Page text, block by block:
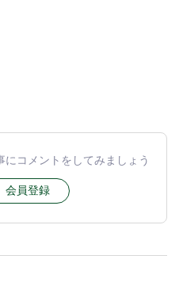
にコメントをしてみましょう
会員登録